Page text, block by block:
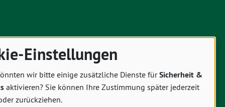
Einstellungen
wir bitte einige zusätzliche Dienste fürSicherheit &
aktivieren? Sie können Ihre Zustimmung später jederzeit
zurückziehen.